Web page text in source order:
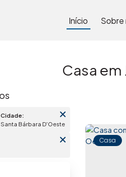
Sobre
Início
Casa em
Cidade:
Santa Bárbara D'Oeste
Casa